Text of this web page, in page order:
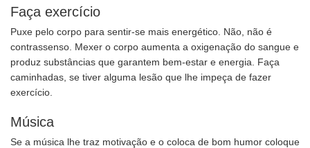
Faça exercício
Puxe pelo corpo para sentir-se mais energético. Não, não é
contrassenso. Mexer o corpo aumenta a oxigenação do sangue e
produz substâncias que garantem bem-estar e energia. Faça
caminhadas, se tiver alguma lesão que lhe impeça de fazer
exercício.
Música
Se a música lhe traz motivação e o coloca de bom humor coloque